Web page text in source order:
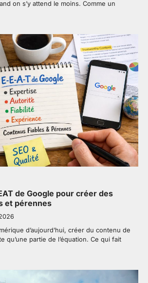
on s’y attend le moins. Comme un
de Google pour créer des
et pérennes
d’aujourd’hui, créer du contenu de
qu’une partie de l’équation. Ce qui fait